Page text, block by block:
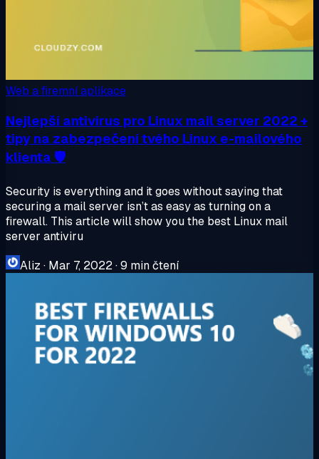
Web a firemní aplikace
Nejlepší antivirus pro Linux mail server 2022 +
tipy na zabezpečení tvého Linux e-mailového
klienta 🛡️
Security is everything and it goes without saying that
securing a mail server isn’t as easy as turning on a
firewall. This article will show you the best Linux mail
server antiviru
Aliz · Mar 7, 2022·9 min čtení